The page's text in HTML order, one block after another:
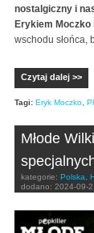
nostalgiczny i
Erykiem Moczko
wschodu słońca,
Czytaj dalej >>
Tagi: Eryk Moczko
Młode
kategorie: Polska
dodano: 2024-09-